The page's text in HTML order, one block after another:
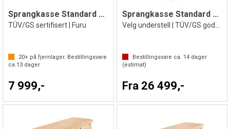
Sprangkasse Standard 3 delt
TÜV/GS sertifisert | Furu
20+ på fjernlager. Bestillingsvare
ca.13 dager
7 999,-
Sprangkasse Standard 4 delt
Bestillingsvare ca. 14dager
(estimat)
Fra 26 499,-